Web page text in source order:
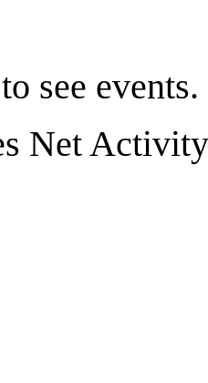
see events.
Net Activity